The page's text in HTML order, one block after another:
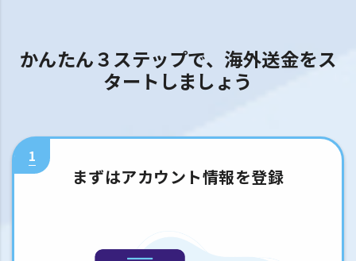
かんたん３ステップで、海外送金をス
タートしましょう
1
まずはアカウント情報を登録